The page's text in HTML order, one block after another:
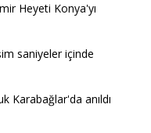
Heyeti Konya'yı
saniyeler içinde
Karabağlar'da anıldı